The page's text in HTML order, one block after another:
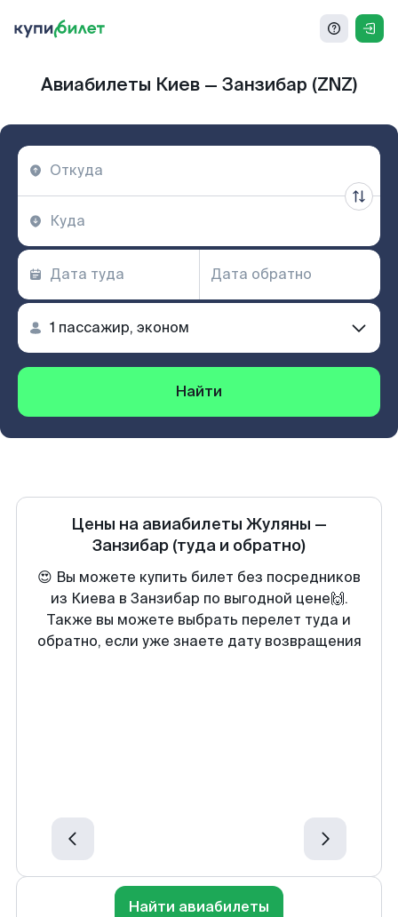
Авиабилеты Киев — Занзибар (ZNZ)
Найти
Цены на авиабилеты Жуляны —
Занзибар (туда и обратно)
😍 Вы можете купить билет без посредников
из Киева в Занзибар по выгодной цене🙌.
Также вы можете выбрать перелет туда и
обратно, если уже знаете дату возвращения
Найти авиабилеты